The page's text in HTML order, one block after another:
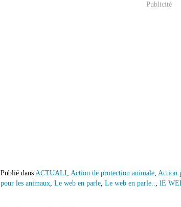
Publicité
Publié dans ACTUALI, Action de protection animale, Action
pour les animaux, Le web en parle, Le web en parle.., lE